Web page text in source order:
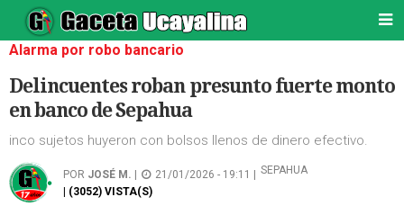
Alarma por robo bancario
Delincuentes roban presunto fuerte monto
en banco de Sepahua
inco sujetos huyeron con bolsos llenos de dinero efectivo.
POR JOSÉ M. 21/01/2026 - 19:11 |
SEPAHUA
| (3052) VISTA(S)